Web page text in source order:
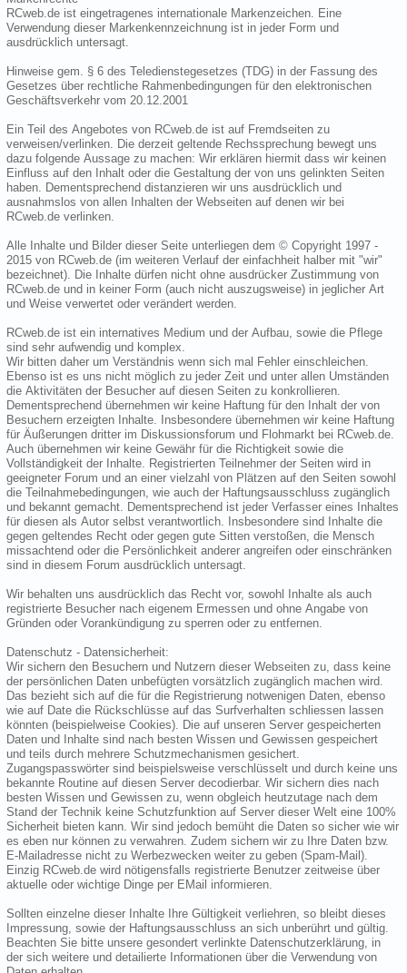
RCweb.de ist eingetragenes internationale Markenzeichen. Eine
Verwendung dieser Markenkennzeichnung ist in jeder Form und
ausdrücklich untersagt.
Hinweise gem. § 6 des Teledienstegesetzes (TDG) in der Fassung des
Gesetzes über rechtliche Rahmenbedingungen für den elektronischen
Geschäftsverkehr vom 20.12.2001
Ein Teil des Angebotes von RCweb.de ist auf Fremdseiten zu
verweisen/verlinken. Die derzeit geltende Rechssprechung bewegt uns
dazu folgende Aussage zu machen: Wir erklären hiermit dass wir keinen
Einfluss auf den Inhalt oder die Gestaltung der von uns gelinkten Seiten
haben. Dementsprechend distanzieren wir uns ausdrücklich und
ausnahmslos von allen Inhalten der Webseiten auf denen wir bei
RCweb.de verlinken.
Alle Inhalte und Bilder dieser Seite unterliegen dem © Copyright 1997 -
2015 von RCweb.de (im weiteren Verlauf der einfachheit halber mit "wir"
bezeichnet). Die Inhalte dürfen nicht ohne ausdrücker Zustimmung von
RCweb.de und in keiner Form (auch nicht auszugsweise) in jeglicher Art
und Weise verwertet oder verändert werden.
RCweb.de ist ein internatives Medium und der Aufbau, sowie die Pflege
sind sehr aufwendig und komplex.
Wir bitten daher um Verständnis wenn sich mal Fehler einschleichen.
Ebenso ist es uns nicht möglich zu jeder Zeit und unter allen Umständen
die Aktivitäten der Besucher auf diesen Seiten zu konkrollieren.
Dementsprechend übernehmen wir keine Haftung für den Inhalt der von
Besuchern erzeigten Inhalte. Insbesondere übernehmen wir keine Haftung
für Äußerungen dritter im Diskussionsforum und Flohmarkt bei RCweb.de.
Auch übernehmen wir keine Gewähr für die Richtigkeit sowie die
Vollständigkeit der Inhalte. Registrierten Teilnehmer der Seiten wird in
geeigneter Forum und an einer vielzahl von Plätzen auf den Seiten sowohl
die Teilnahmebedingungen, wie auch der Haftungsausschluss zugänglich
und bekannt gemacht. Dementsprechend ist jeder Verfasser eines Inhaltes
für diesen als Autor selbst verantwortlich. Insbesondere sind Inhalte die
gegen geltendes Recht oder gegen gute Sitten verstoßen, die Mensch
missachtend oder die Persönlichkeit anderer angreifen oder einschränken
sind in diesem Forum ausdrücklich untersagt.
Wir behalten uns ausdrücklich das Recht vor, sowohl Inhalte als auch
registrierte Besucher nach eigenem Ermessen und ohne Angabe von
Gründen oder Vorankündigung zu sperren oder zu entfernen.
Datenschutz - Datensicherheit:
Wir sichern den Besuchern und Nutzern dieser Webseiten zu, dass keine
der persönlichen Daten unbefügten vorsätzlich zugänglich machen wird.
Das bezieht sich auf die für die Registrierung notwenigen Daten, ebenso
wie auf Date die Rückschlüsse auf das Surfverhalten schliessen lassen
könnten (beispielweise Cookies). Die auf unseren Server gespeicherten
Daten und Inhalte sind nach besten Wissen und Gewissen gespeichert
und teils durch mehrere Schutzmechanismen gesichert.
Zugangspasswörter sind beispielsweise verschlüsselt und durch keine uns
bekannte Routine auf diesen Server decodierbar. Wir sichern dies nach
besten Wissen und Gewissen zu, wenn obgleich heutzutage nach dem
Stand der Technik keine Schutzfunktion auf Server dieser Welt eine 100%
Sicherheit bieten kann. Wir sind jedoch bemüht die Daten so sicher wie wir
es eben nur können zu verwahren. Zudem sichern wir zu Ihre Daten bzw.
E-Mailadresse nicht zu Werbezwecken weiter zu geben (Spam-Mail).
Einzig RCweb.de wird nötigensfalls registrierte Benutzer zeitweise über
aktuelle oder wichtige Dinge per EMail informieren.
Sollten einzelne dieser Inhalte Ihre Gültigkeit verliehren, so bleibt dieses
Impressung, sowie der Haftungsausschluss an sich unberührt und gültig.
Beachten Sie bitte unsere gesondert verlinkte Datenschutzerklärung, in
der sich weitere und detailierte Informationen über die Verwendung von